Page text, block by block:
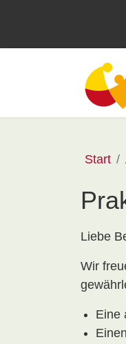
Start
Liebe
Wir
Eine